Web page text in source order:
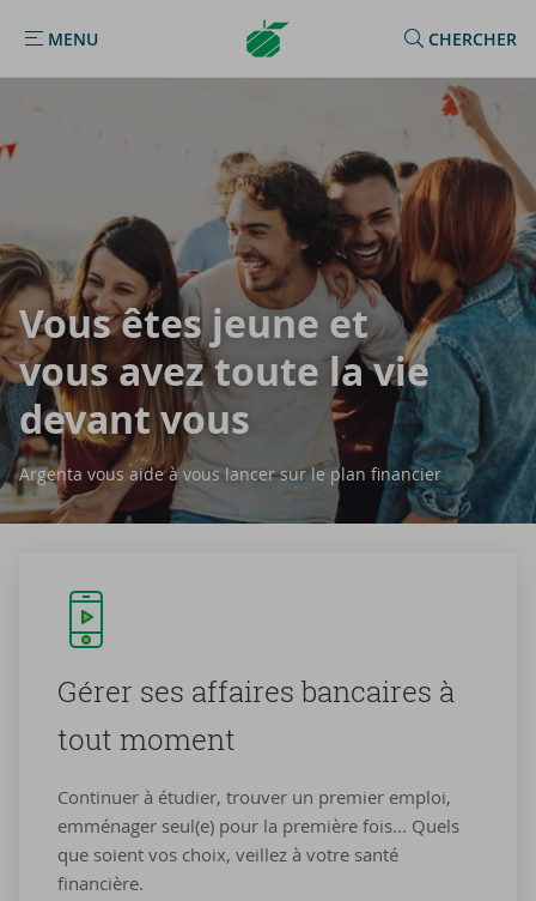
MENU
MENU
Argenta
Homepage
CHERCHER
Vous êtes jeune et
vous avez toute la vie
de­vant vous
Argenta vous aide à vous lancer sur le plan financier
Gérer ses af­faires ban­caires à
tout mo­ment
Continuer à étudier, trouver un premier emploi,
emménager seul(e) pour la première fois... Quels
que soient vos choix, veillez à votre santé
financière.